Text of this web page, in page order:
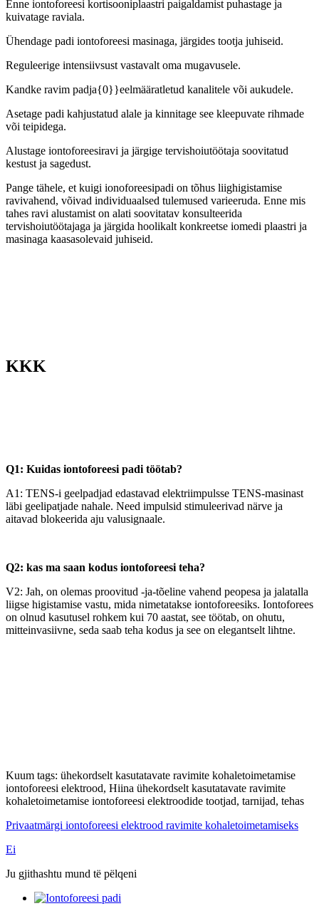
Enne iontoforeesi kortisooniplaastri paigaldamist puhastage ja
kuivatage raviala.
Ühendage padi iontoforeesi masinaga, järgides tootja juhiseid.
Reguleerige intensiivsust vastavalt oma mugavusele.
Kandke ravim padja{0}}eelmääratletud kanalitele või aukudele.
Asetage padi kahjustatud alale ja kinnitage see kleepuvate rihmade
või teipidega.
Alustage iontoforeesiravi ja järgige tervishoiutöötaja soovitatud
kestust ja sagedust.
Pange tähele, et kuigi ionoforeesipadi on tõhus liighigistamise
ravivahend, võivad individuaalsed tulemused varieeruda. Enne mis
tahes ravi alustamist on alati soovitatav konsulteerida
tervishoiutöötajaga ja järgida hoolikalt konkreetse iomedi plaastri ja
masinaga kaasasolevaid juhiseid.
KKK
Q1: Kuidas iontoforeesi padi töötab?
A1: TENS-i geelpadjad edastavad elektriimpulsse TENS-masinast
läbi geelipatjade nahale. Need impulsid stimuleerivad närve ja
aitavad blokeerida aju valusignaale.
Q2: kas ma saan kodus iontoforeesi teha?
V2: Jah, on olemas proovitud -ja-tõeline vahend peopesa ja jalatalla
liigse higistamise vastu, mida nimetatakse iontoforeesiks. Iontoforees
on olnud kasutusel rohkem kui 70 aastat, see töötab, on ohutu,
mitteinvasiivne, seda saab teha kodus ja see on elegantselt lihtne.
Kuum tags: ühekordselt kasutatavate ravimite kohaletoimetamise
iontoforeesi elektrood, Hiina ühekordselt kasutatavate ravimite
kohaletoimetamise iontoforeesi elektroodide tootjad, tarnijad, tehas
Privaatmärgi iontoforeesi elektrood ravimite kohaletoimetamiseks
Ei
Ju gjithashtu mund të pëlqeni